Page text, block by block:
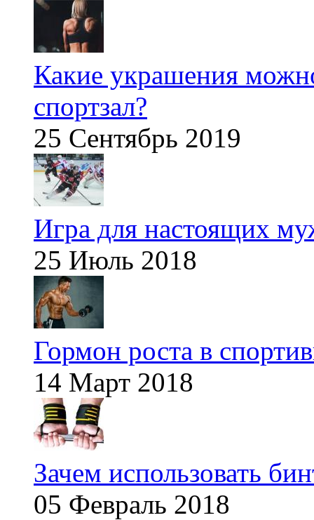
Какие украшения
спортзал?
25 Сентябрь 2019
Игра для настоящих
25 Июль 2018
Гормон роста в
14 Март 2018
Зачем использовать
05 Февраль 2018